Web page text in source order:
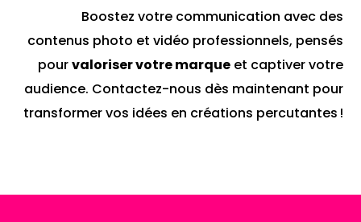
Boostez votre communication avec des
contenus photo et vidéo professionnels, pensés
pourvaloriser votre marqueet captiver votre
audience. Contactez-nous dès maintenant pour
transformer vos idées en créations percutantes !